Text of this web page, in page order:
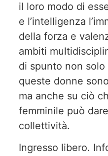
il loro modo di
e l’intelligenza
della forza e
ambiti
di spunto non
queste donne
ma anche su ciò
femminile può
collettività.
Ingresso libero.